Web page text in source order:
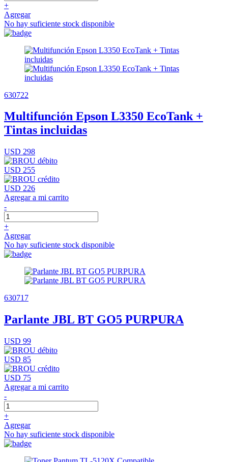
+
Agregar
No hay suficiente stock disponible
630722
Multifunción Epson L3350 EcoTank +
Tintas incluidas
USD 298
USD 255
USD 226
Agregar a mi carrito
-
+
Agregar
No hay suficiente stock disponible
630717
Parlante JBL BT GO5 PURPURA
USD 99
USD 85
USD 75
Agregar a mi carrito
-
+
Agregar
No hay suficiente stock disponible